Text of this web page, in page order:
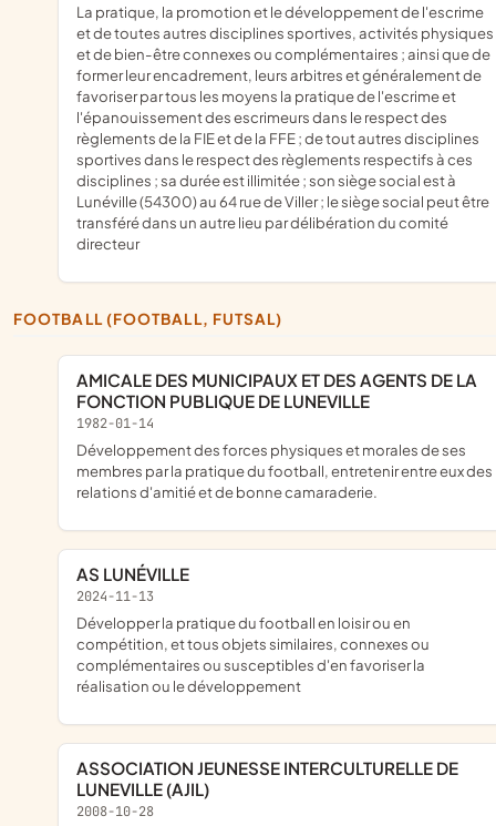
la pratique, la promotion et le développement de l'escrime
et de toutes autres disciplines sportives, activités physiques
et de bien-être connexes ou complémentaires ; ainsi que de
former leur encadrement, leurs arbitres et généralement de
favoriser par tous les moyens la pratique de l'escrime et
l'épanouissement des escrimeurs dans le respect des
règlements de la FIE et de la FFE ; de tout autres disciplines
sportives dans le respect des règlements respectifs à ces
disciplines ; sa durée est illimitée ; son siège social est à
Lunéville (54300) au 64 rue de Viller ; le siège social peut être
transféré dans un autre lieu par délibération du comité
directeur
FOOTBALL (FOOTBALL, FUTSAL)
AMICALE DES MUNICIPAUX ET DES AGENTS DE LA
FONCTION PUBLIQUE DE LUNEVILLE
1982-01-14
Développement des forces physiques et morales de ses
membres par la pratique du football, entretenir entre eux des
relations d'amitié et de bonne camaraderie.
AS LUNÉVILLE
2024-11-13
développer la pratique du football en loisir ou en
compétition, et tous objets similaires, connexes ou
complémentaires ou susceptibles d'en favoriser la
réalisation ou le développement
ASSOCIATION JEUNESSE INTERCULTURELLE DE
LUNEVILLE (AJIL)
2008-10-28